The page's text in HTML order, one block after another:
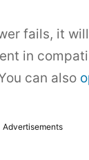
fails, it
in
can also
Advertisements